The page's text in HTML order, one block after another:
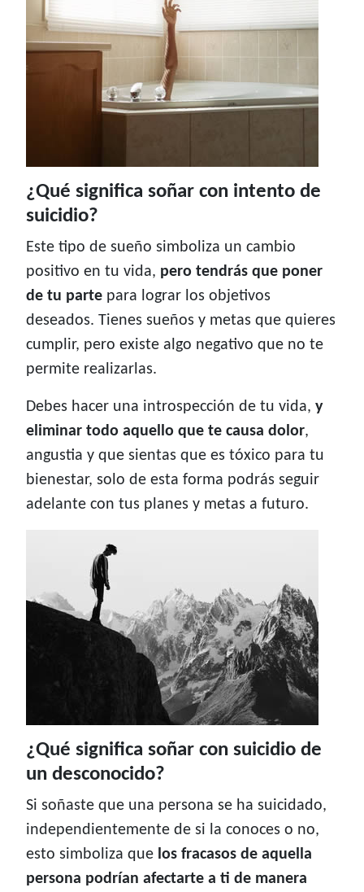
¿Qué significa soñar con intento de
suicidio?
Este tipo de sueño simboliza un cambio
positivo en tu vida, pero tendrás que poner
de tu parte para lograr los objetivos
deseados. Tienes sueños y metas que quieres
cumplir, pero existe algo negativo que no te
permite realizarlas.
Debes hacer una introspección de tu vida, y
eliminar todo aquello que te causa dolor,
angustia y que sientas que es tóxico para tu
bienestar, solo de esta forma podrás seguir
adelante con tus planes y metas a futuro.
¿Qué significa soñar con suicidio de
un desconocido?
Si soñaste que una persona se ha suicidado,
independientemente de si la conoces o no,
esto simboliza que los fracasos de aquella
persona podrían afectarte a ti de manera